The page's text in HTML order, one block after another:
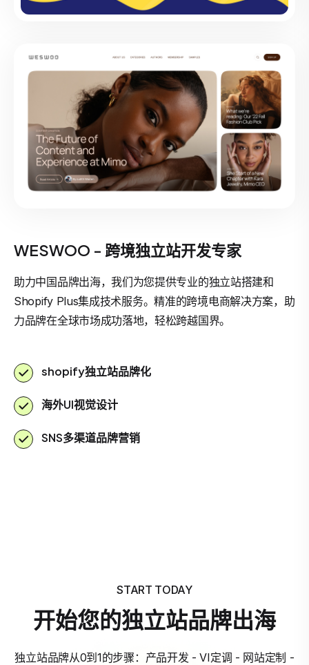
WESWOO - 跨境独立站开发专家
助力中国品牌出海，我们为您提供专业的独立站搭建和
Shopify Plus集成技术服务。精准的跨境电商解决方案，助
力品牌在全球市场成功落地，轻松跨越国界。
shopify独立站品牌化
海外UI视觉设计
SNS多渠道品牌营销
START TODAY
开始您的独立站品牌出海
独立站品牌从0到1的步骤：产品开发 - VI定调 - 网站定制 -